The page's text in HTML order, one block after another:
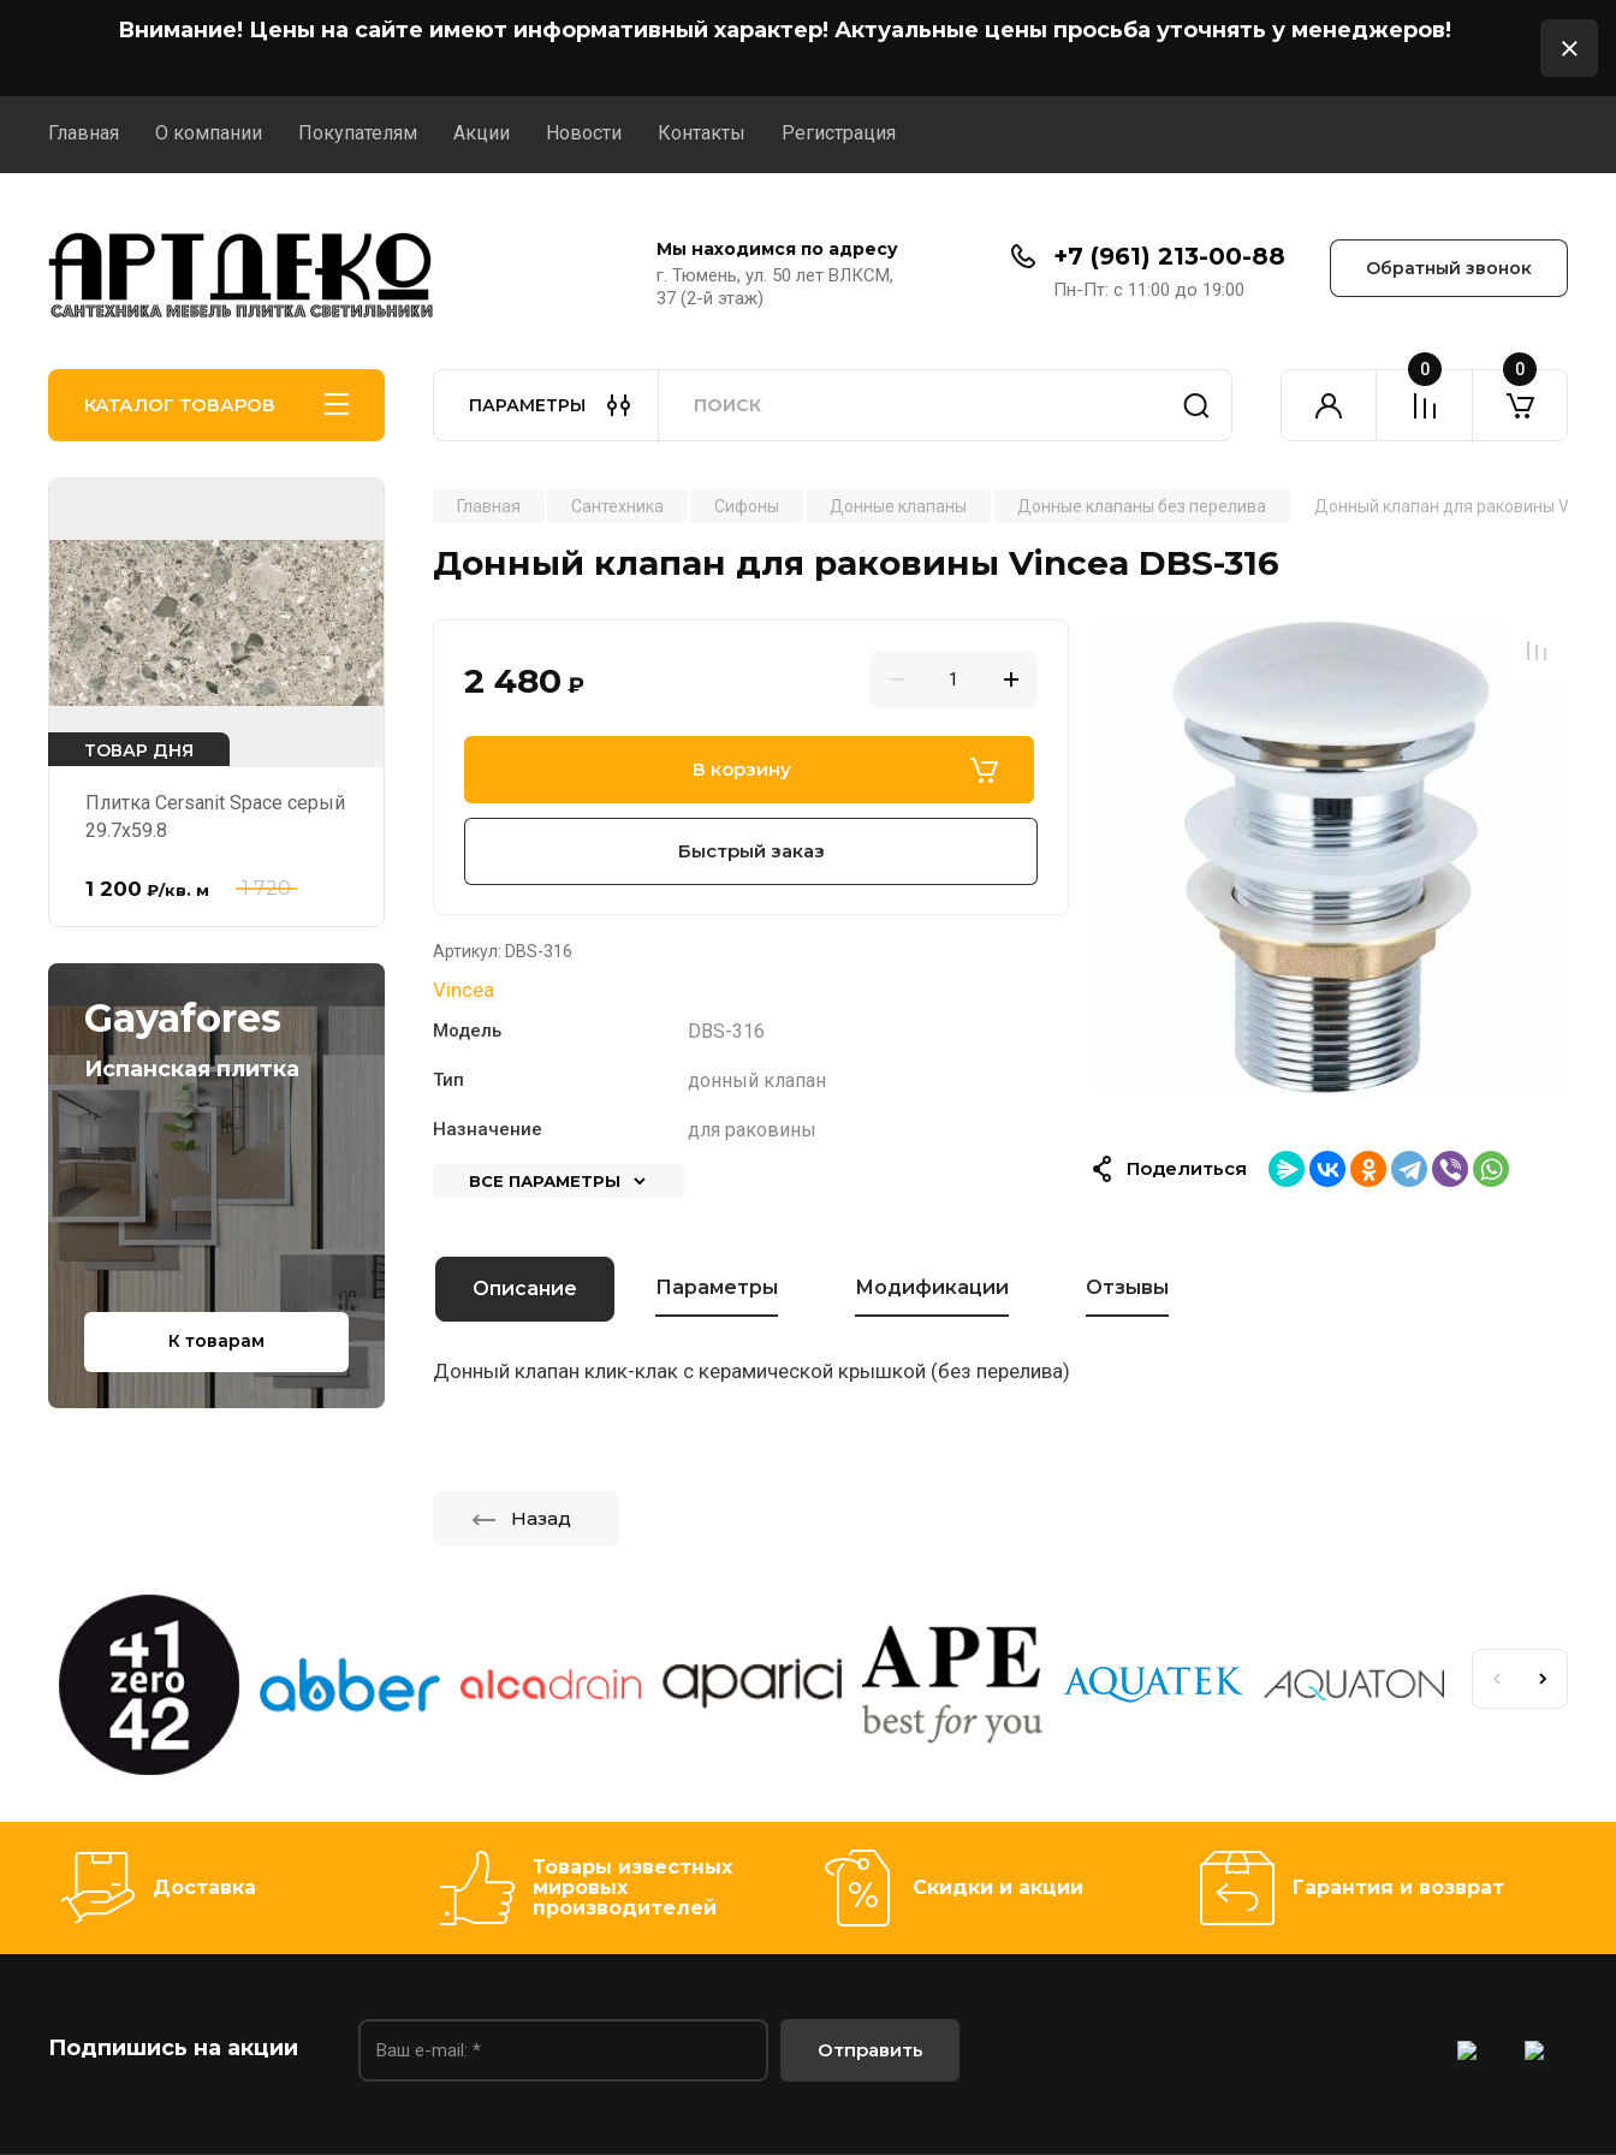
Внимание! Цены на сайте имеют информативный характер! Актуальные цены просьба уточнять у менеджеров!
Главная О компании Покупателям Акции Новости Контакты Регистрация
Мы находимся по адресу
г. Тюмень, ул. 50 лет ВЛКСМ,
37 (2-й этаж)
+7 (961) 213-00-88
Пн-Пт: с 11:00 до 19:00
Обратный звонок
КАТАЛОГ ТОВАРОВ ПАРАМЕТРЫ
0 0
ТОВАР ДНЯ
Плитка Cersanit Space серый
29.7x59.8
1 720
1 200 ₽/кв. м
Gayafores
Испанская плитка
К товарам
Главная Сантехника Сифоны Донные клапаны Донные клапаны без перелива Донный клапан для раковины Vincea
Донный клапан для раковины Vincea DBS-316
2 480 ₽
В корзину
Быстрый заказ
Артикул: DBS-316
Vincea
Модель DBS-316
Тип донный клапан
Назначение для раковины
ВСЕ ПАРАМЕТРЫ
Поделиться
Описание Параметры Модификации Отзывы
Донный клапан клик-клак с керамической крышкой (без перелива)
Назад
Доставка
Товары известных
мировых
производителей
Скидки и акции Гарантия и возврат
Подпишись на акции Отправить